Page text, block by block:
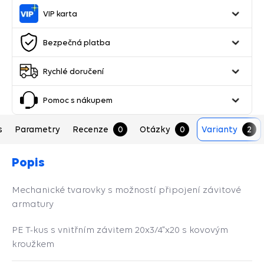
VIP karta
Bezpečná platba
Rychlé doručení
Pomoc s nákupem
Parametry Recenze 0 Otázky 0 Varianty 2
Popis
Mechanické tvarovky s možností připojení závitové
armatury
PE T-kus s vnitřním závitem 20x3/4"x20 s kovovým
kroužkem